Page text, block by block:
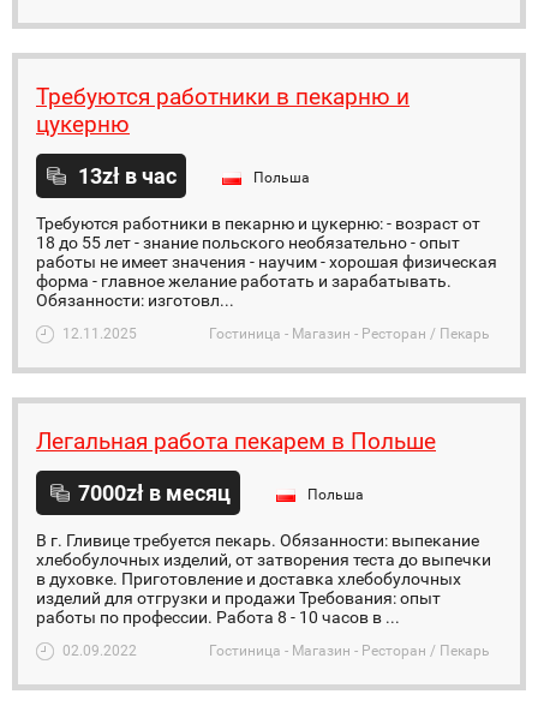
Требуются работники в пекарню и
цукерню
13zł в час Польша
Требуются работники в пекарню и цукерню: - возраст от
18 до 55 лет - знание польского необязательно - опыт
работы не имеет значения - научим - хорошая физическая
форма - главное желание работать и зарабатывать.
Обязанности: изготовл...
12.11.2025 Гостиница - Магазин - Ресторан / Пекарь
Легальная работа пекарем в Польше
7000zł в месяц Польша
В г. Гливице требуется пекарь. Обязанности: выпекание
хлебобулочных изделий, от затворения теста до выпечки
в духовке. Приготовление и доставка хлебобулочных
изделий для отгрузки и продажи Требования: опыт
работы по профессии. Работа 8 - 10 часов в ...
02.09.2022 Гостиница - Магазин - Ресторан / Пекарь